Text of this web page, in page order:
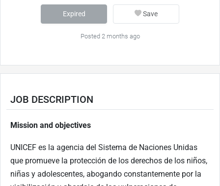
Expired Save
Posted 2 months ago
JOB DESCRIPTION
Mission and objectives
UNICEF es la agencia del Sistema de Naciones Unidas
que promueve la protección de los derechos de los niños,
niñas y adolescentes, abogando constantemente por la